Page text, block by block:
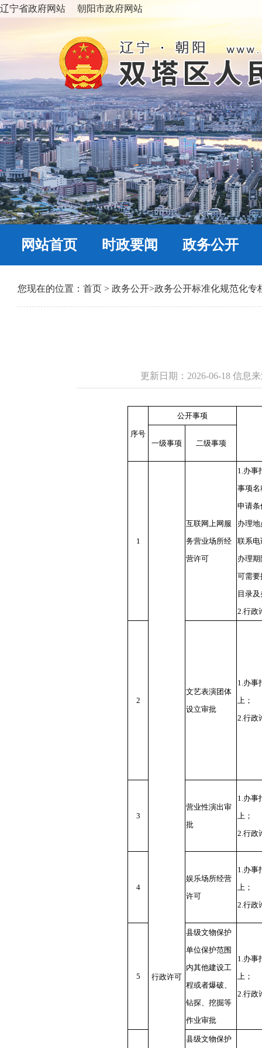
辽宁省政府网站 朝阳市政府网站
网站首页 时政要闻 政务公开
您现在的位置： 首页 > 政务公开>政务公开标准化规范化专
更新日期：2026-06-18 信息
序号
公开事项
一级事项 二级事项
1
行政许可
互联网上网服
务营业场所经
营许可
1.办事
事项名
申请条
办理
联系电
办理
可需要
目录
2.行政
2
文艺表演团体
设立审批
1.办事
上；
2.行政
3
营业性演出审
批
1.办事
上；
2.行政
4
娱乐场所经营
许可
1.办事
上；
2.行政
5
县级文物保护
单位保护范围
内其他建设工
程或者爆破、
钻探、挖掘等
作业审批
1.办事
上；
2.行政
县级文物保护